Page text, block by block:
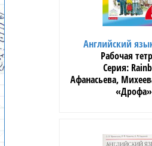
Английский
Рабочая
Афанасьева,
«Дрофа»